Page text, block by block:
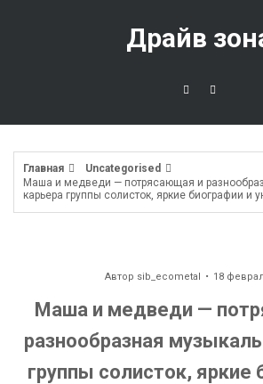
Драйв
Главная
Uncategorised
Маша и медведи — потрясающая и
карьера группы солисток, яркие биографии и
Автор sib_ecometal 18
Маша и медведи —
разнообразная
группы солисток, яркие